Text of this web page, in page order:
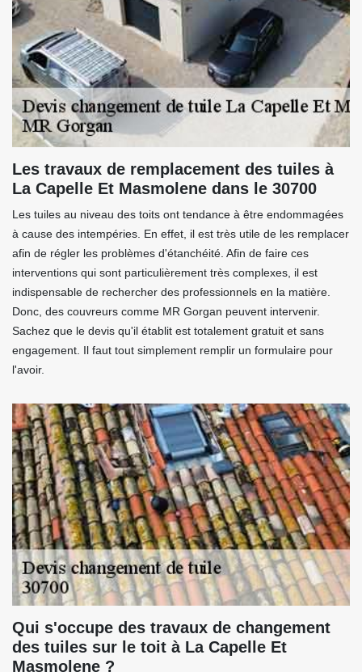
Les travaux de remplacement des tuiles à
La Capelle Et Masmolene dans le 30700
Les tuiles au niveau des toits ont tendance à être endommagées
à cause des intempéries. En effet, il est très utile de les remplacer
afin de régler les problèmes d'étanchéité. Afin de faire ces
interventions qui sont particulièrement très complexes, il est
indispensable de rechercher des professionnels en la matière.
Donc, des couvreurs comme MR Gorgan peuvent intervenir.
Sachez que le devis qu'il établit est totalement gratuit et sans
engagement. Il faut tout simplement remplir un formulaire pour
l'avoir.
Qui s'occupe des travaux de changement
des tuiles sur le toit à La Capelle Et
Masmolene ?